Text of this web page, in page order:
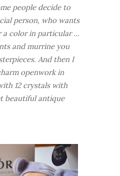
people decide to
person, who wants
color in particular ...
and murrine you
And then I
openwork in
12 crystals with
beautiful antique